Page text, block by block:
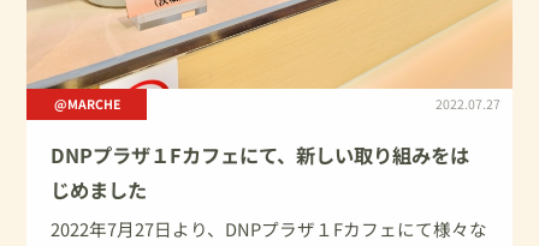
@MARCHE 2022.07.27
DNPプラザ１Fカフェにて、新しい取り組みをは
じめました
2022年7月27日より、DNPプラザ１Fカフェにて様々な